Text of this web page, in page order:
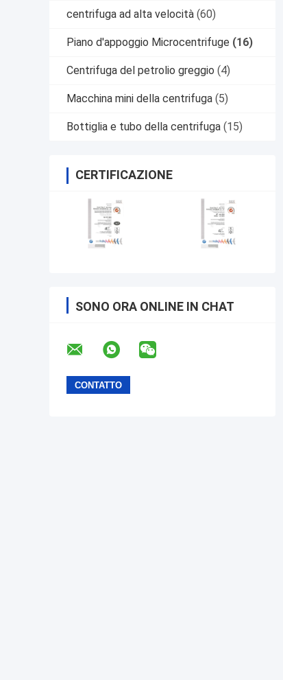
centrifuga ad alta velocità (60)
Piano d'appoggio Microcentrifuge (16)
Centrifuga del petrolio greggio (4)
Macchina mini della centrifuga (5)
Bottiglia e tubo della centrifuga (15)
CERTIFICAZIONE
SONO ORA ONLINE IN CHAT